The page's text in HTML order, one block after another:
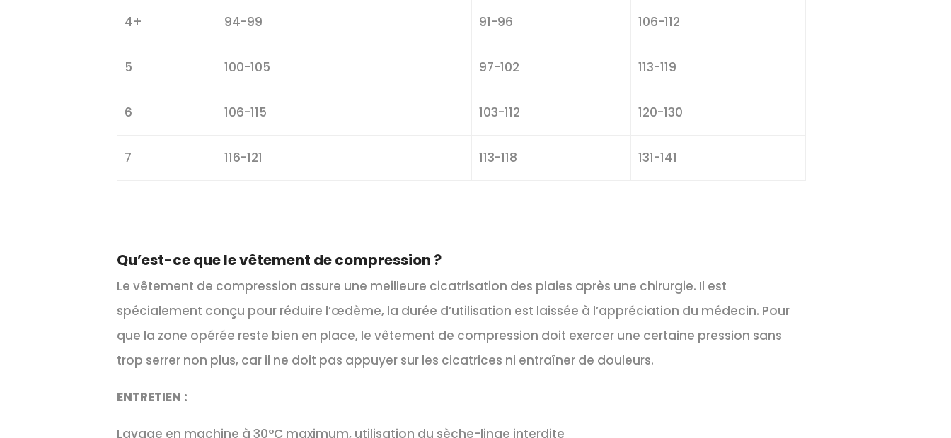
4+ 94-99 91-96 106-112
5 100-105 97-102 113-119
6 106-115 103-112 120-130
7 116-121 113-118 131-141
Qu’est-ce que le vêtement de compression ?
Le vêtement de compression assure une meilleure cicatrisation des plaies après une chirurgie. Il est
spécialement conçu pour réduire l’œdème, la durée d’utilisation est laissée à l’appréciation du médecin. Pour
que la zone opérée reste bien en place, le vêtement de compression doit exercer une certaine pression sans
trop serrer non plus, car il ne doit pas appuyer sur les cicatrices ni entraîner de douleurs.
ENTRETIEN :
Lavage en machine à 30°C maximum, utilisation du sèche-linge interdite